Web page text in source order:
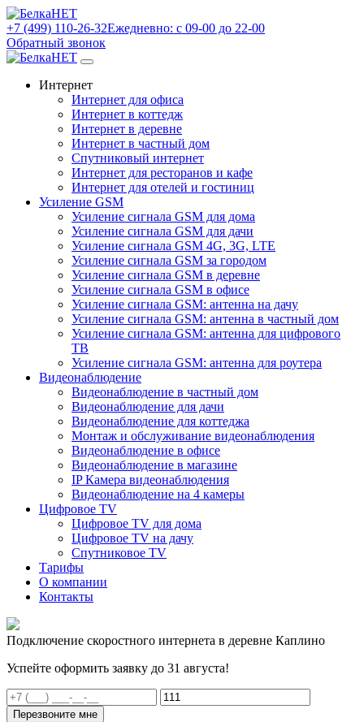
+7 (499) 110-26-32Ежедневно: с 09-00 до 22-00
Обратный звонок
Интернет
Интернет для офиса
Интернет в коттедж
Интернет в деревне
Интернет в частный дом
Спутниковый интернет
Интернет для ресторанов и кафе
Интернет для отелей и гостиниц
Усиление GSM
Усиление сигнала GSM для дома
Усиление сигнала GSM для дачи
Усиление сигнала GSM 4G, 3G, LTE
Усиление сигнала GSM за городом
Усиление сигнала GSM в деревне
Усиление сигнала GSM в офисе
Усиление сигнала GSM: антенна на дачу
Усиление сигнала GSM: антенна в частный дом
Усиление сигнала GSM: антенна для цифрового
ТВ
Усиление сигнала GSM: антенна для роутера
Видеонаблюдение
Видеонаблюдение в частный дом
Видеонаблюдение для дачи
Видеонаблюдение для коттеджа
Монтаж и обслуживание видеонаблюдения
Видеонаблюдение в офисе
Видеонаблюдение в магазине
IP Камера видеонаблюдения
Видеонаблюдение на 4 камеры
Цифровое TV
Цифровое TV для дома
Цифровое TV на дачу
Спутниковое TV
Тарифы
О компании
Контакты
Подключение скоростного интернета в деревне Каплино
Успейте оформить заявку до 31 августа!
Перезвоните мне